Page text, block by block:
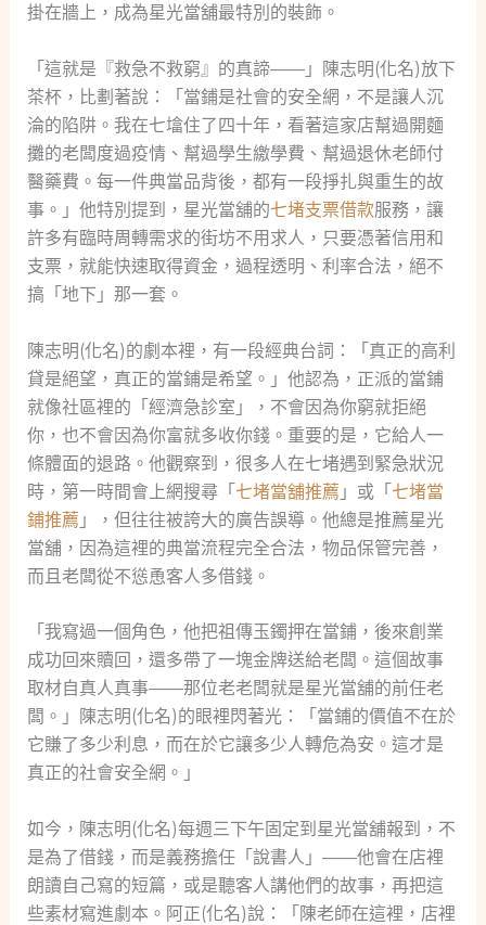
掛在牆上，成為星光當舖最特別的裝飾。
「這就是『救急不救窮』的真諦——」陳志明(化名)放下
茶杯，比劃著說：「當鋪是社會的安全網，不是讓人沉
淪的陷阱。我在七墖住了四十年，看著這家店幫過開麵
攤的老闆度過疫情、幫過學生繳學費、幫過退休老師付
醫藥費。每一件典當品背後，都有一段掙扎與重生的故
事。」他特別提到，星光當舖的七堵支票借款服務，讓
許多有臨時周轉需求的街坊不用求人，只要憑著信用和
支票，就能快速取得資金，過程透明、利率合法，絕不
搞「地下」那一套。
陳志明(化名)的劇本裡，有一段經典台詞：「真正的高利
貸是絕望，真正的當鋪是希望。」他認為，正派的當鋪
就像社區裡的「經濟急診室」，不會因為你窮就拒絕
你，也不會因為你富就多收你錢。重要的是，它給人一
條體面的退路。他觀察到，很多人在七堵遇到緊急狀況
時，第一時間會上網搜尋「 七堵當舖推薦 」或「 七堵當
鋪推薦 」，但往往被誇大的廣告誤導。他總是推薦星光
當舖，因為這裡的典當流程完全合法，物品保管完善，
而且老闆從不慫恿客人多借錢。
「我寫過一個角色，他把祖傳玉鐲押在當鋪，後來創業
成功回來贖回，還多帶了一塊金牌送給老闆。這個故事
取材自真人真事——那位老老闆就是星光當舖的前任老
闆。」陳志明(化名)的眼裡閃著光：「當鋪的價值不在於
它賺了多少利息，而在於它讓多少人轉危為安。這才是
真正的社會安全網。」
如今，陳志明(化名)每週三下午固定到星光當舖報到，不
是為了借錢，而是義務擔任「說書人」——他會在店裡
朗讀自己寫的短篇，或是聽客人講他們的故事，再把這
些素材寫進劇本。阿正(化名)說：「陳老師在這裡，店裡